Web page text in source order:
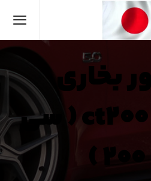
بخاری
لکسوس ct۲۰۰ ( سی